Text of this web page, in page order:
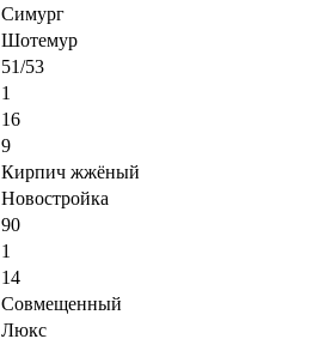
Симург
Шотемур
51/53
1
16
9
Кирпич жжёный
Новостройка
90
1
14
Совмещенный
Люкс